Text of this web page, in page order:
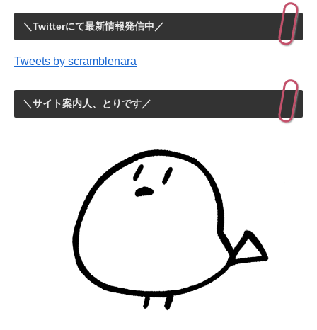
＼Twitterにて最新情報発信中／
Tweets by scramblenara
＼サイト案内人、とりです／